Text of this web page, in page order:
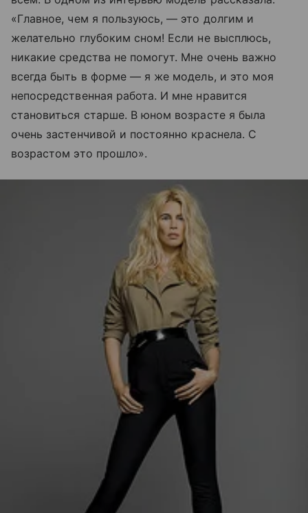
«Главное, чем я пользуюсь, — это долгим и
желательно глубоким сном! Если не высплюсь,
никакие средства не помогут. Мне очень важно
всегда быть в форме — я же модель, и это моя
непосредственная работа. И мне нравится
становиться старше. В юном возрасте я была
очень застенчивой и постоянно краснела. С
возрастом это прошло».